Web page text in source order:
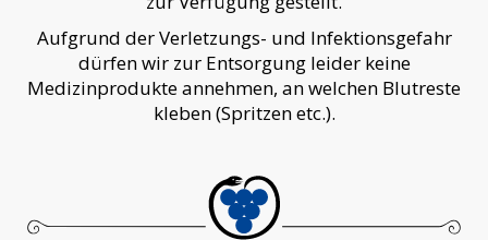
Aufgrund der Verletzungs- und Infektionsgefahr
dürfen wir zur Entsorgung leider keine
Medizinprodukte annehmen, an welchen Blutreste
kleben (Spritzen etc.).